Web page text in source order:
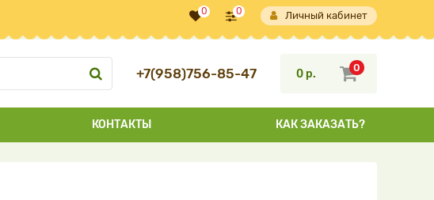
0 0 Личный кабинет
+7(958)756-85-47 0
0 р.
КОНТАКТЫ КАК ЗАКАЗАТЬ?